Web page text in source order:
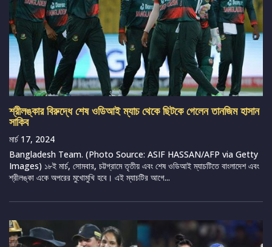
শ্রীলঙ্কার বিরুদ্ধে শেষ ওডিআই ম্যাচ থেকে ছিটকে গেলেন তানজিম হাসান
সাকিব
মার্চ 17, 2024
Bangladesh Team. (Photo Source: ASIF HASSAN/AFP via Getty
Images) ১৮ই মার্চ, সোমবার, চট্টগ্রামে তৃতীয় এবং শেষ ওডিআই ম্যাচটিতে বাংলাদেশ এবং
শ্রীলঙ্কা একে অপরের মুখোমুখি হবে। এই ম্যাচটির আগে...